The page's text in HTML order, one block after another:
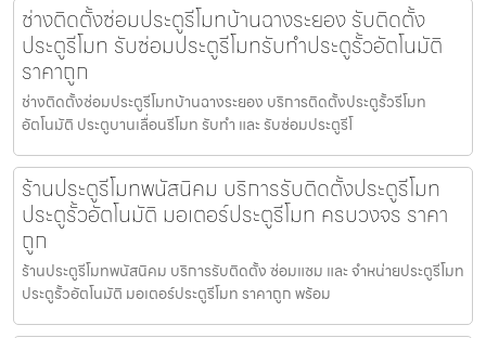
ช่างติดตั้งซ่อมประตูรีโมทบ้านฉางระยอง รับติดตั้ง
ประตูรีโมท รับซ่อมประตูรีโมทรับทำประตูรั้วอัตโนมัติ
ราคาถูก
ช่างติดตั้งซ่อมประตูรีโมทบ้านฉางระยอง บริการติดตั้งประตูรั้วรีโมท
อัตโนมัติ ประตูบานเลื่อนรีโมท รับทำ และ รับซ่อมประตูรีโ
ร้านประตูรีโมทพนัสนิคม บริการรับติดตั้งประตูรีโมท
ประตูรั้วอัตโนมัติ มอเตอร์ประตูรีโมท ครบวงจร ราคา
ถูก
ร้านประตูรีโมทพนัสนิคม บริการรับติดตั้ง ซ่อมแซม และ จำหน่ายประตูรีโมท
ประตูรั้วอัตโนมัติ มอเตอร์ประตูรีโมท ราคาถูก พร้อม